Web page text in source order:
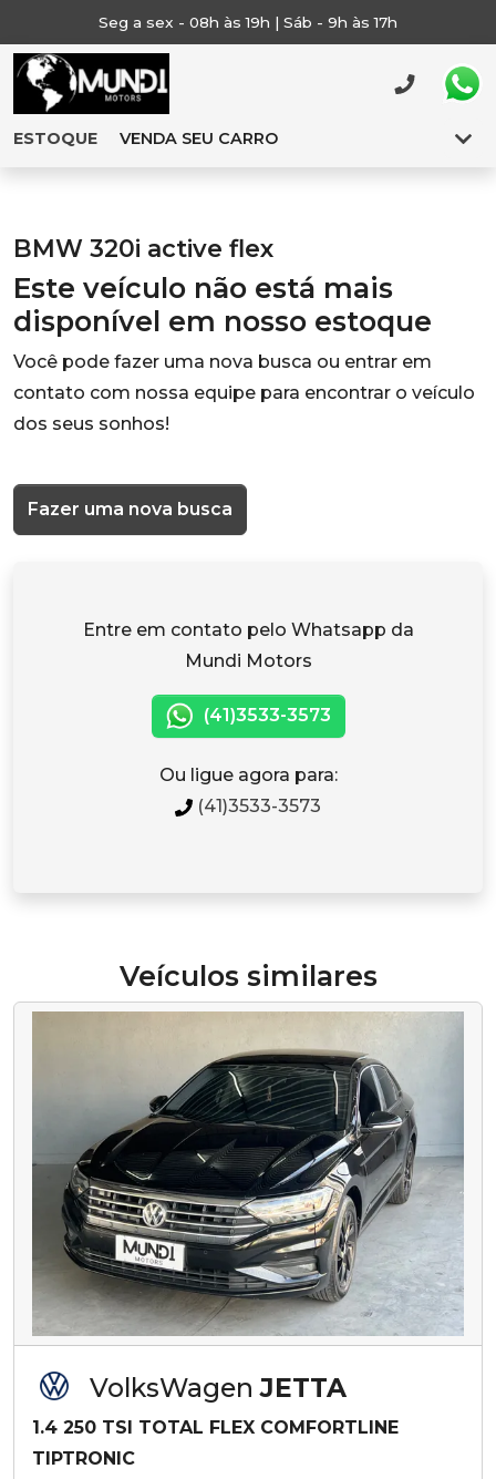
Seg a sex - 08h às 19h | Sáb - 9h às 17h
ESTOQUE VENDA SEU CARRO
BMW 320i active flex
Este veículo não está mais
disponível em nosso estoque
Você pode fazer uma nova busca ou entrar em
contato com nossa equipe para encontrar o veículo
dos seus sonhos!
Fazer uma nova busca
Entre em contato pelo Whatsapp da
Mundi Motors
(41)3533-3573
Ou ligue agora para:
(41)3533-3573
Veículos similares
VolksWagenJETTA
1.4 250 TSI TOTAL FLEX COMFORTLINE
TIPTRONIC